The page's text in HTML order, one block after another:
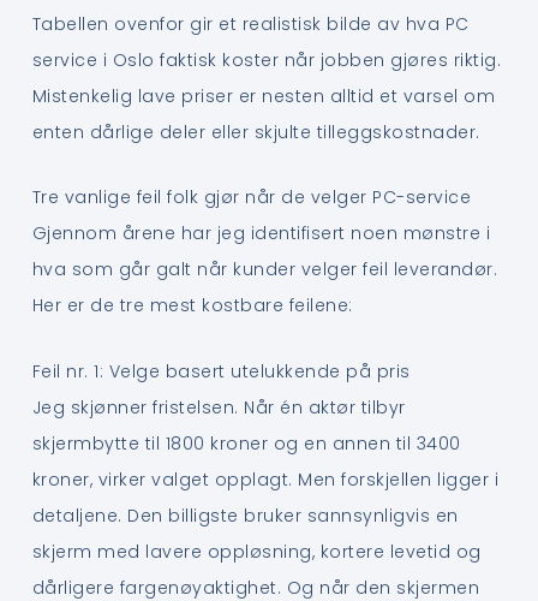
Tabellen ovenfor gir et realistisk bilde av hva PC
service i Oslo faktisk koster når jobben gjøres riktig.
Mistenkelig lave priser er nesten alltid et varsel om
enten dårlige deler eller skjulte tilleggskostnader.
Tre vanlige feil folk gjør når de velger PC-service
Gjennom årene har jeg identifisert noen mønstre i
hva som går galt når kunder velger feil leverandør.
Her er de tre mest kostbare feilene:
Feil nr. 1: Velge basert utelukkende på pris
Jeg skjønner fristelsen. Når én aktør tilbyr
skjermbytte til 1800 kroner og en annen til 3400
kroner, virker valget opplagt. Men forskjellen ligger i
detaljene. Den billigste bruker sannsynligvis en
skjerm med lavere oppløsning, kortere levetid og
dårligere fargenøyaktighet. Og når den skjermen